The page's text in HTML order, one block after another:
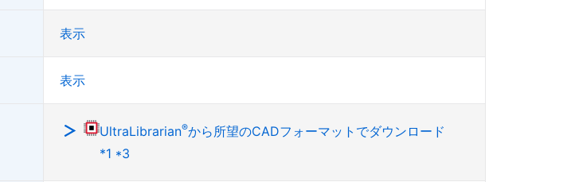
表示
表示
UltraLibrarian®から所望のCADフォーマットでダウンロード
*1 *3